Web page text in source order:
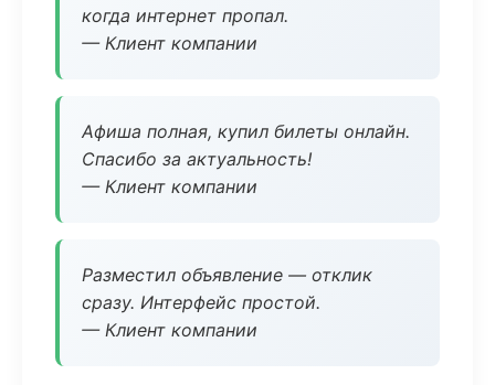
когда интернет пропал.
— Клиент компании
Афиша полная, купил билеты онлайн.
Спасибо за актуальность!
— Клиент компании
Разместил объявление — отклик
сразу. Интерфейс простой.
— Клиент компании